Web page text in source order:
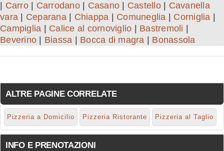
Carro| Carrodano| Casano Castello| Cavanella
vara
Ceparana| Chiappa Comuneglia Corniglia
Campiglia
Calice al cornoviglio Bastremoli
Beverino
Biassa Bocca di magra Bonassola
ALTRE PAGINE CORRELATE
Pizzeria a Domicilio Pizzeria Ristorante Pizzeria al Taglio
INFO E PRENOTAZIONI